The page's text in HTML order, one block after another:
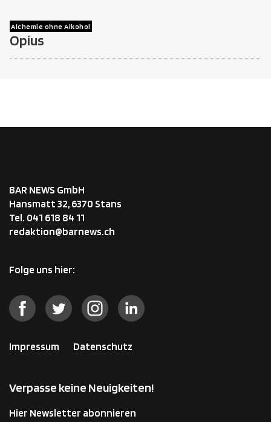
Alchemie ohne Alkohol
Opius
BAR NEWS GmbH
Hansmatt 32, 6370 Stans
Tel. 041 618 84 11
redaktion@barnews.ch
Folge uns hier:
Impressum Datenschutz
Verpasse keine Neuigkeiten!
Hier Newsletter abonnieren